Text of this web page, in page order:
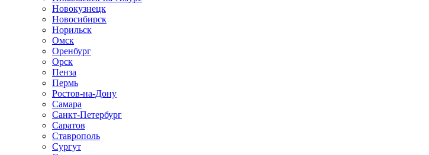
Новокузнецк
Новосибирск
Норильск
Омск
Оренбург
Орск
Пенза
Пермь
Ростов-на-Дону
Самара
Санкт-Петербург
Саратов
Ставрополь
Сургут